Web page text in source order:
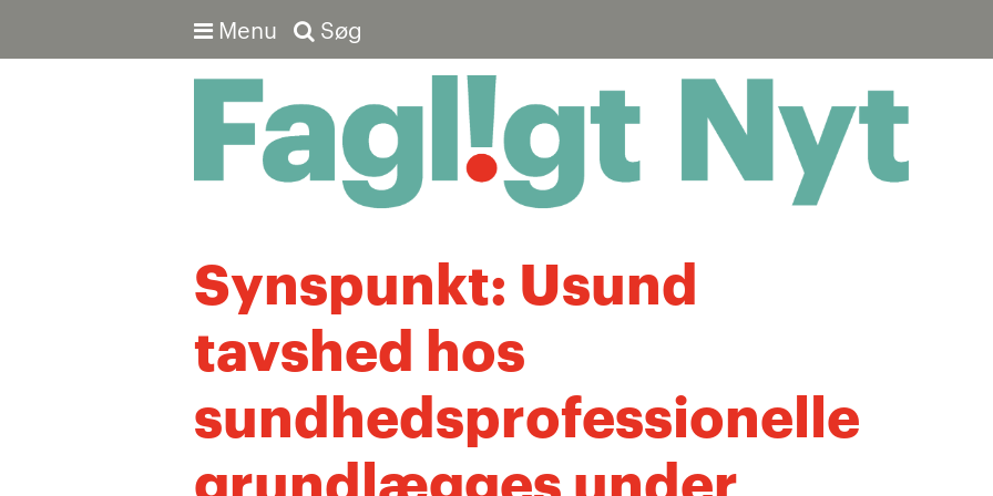
Menu Søg
Avanceret søgning
Synspunkt: Usund
tavshed hos
sundhedsprofessionelle
grundlægges under